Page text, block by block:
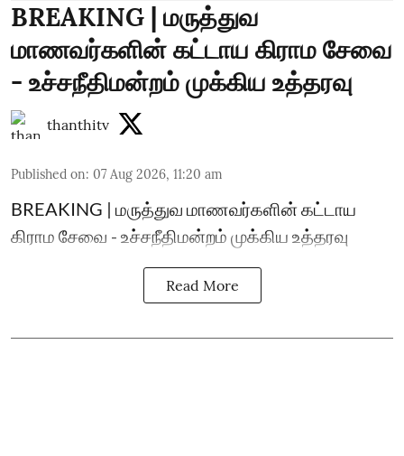
BREAKING | மருத்துவ
மாணவர்களின் கட்டாய கிராம சேவை
- உச்சநீதிமன்றம் முக்கிய உத்தரவு
thanthitv
Published on: 07 Aug 2026, 11:20 am
BREAKING | மருத்துவ மாணவர்களின் கட்டாய
கிராம சேவை - உச்சநீதிமன்றம் முக்கிய உத்தரவு
Read More